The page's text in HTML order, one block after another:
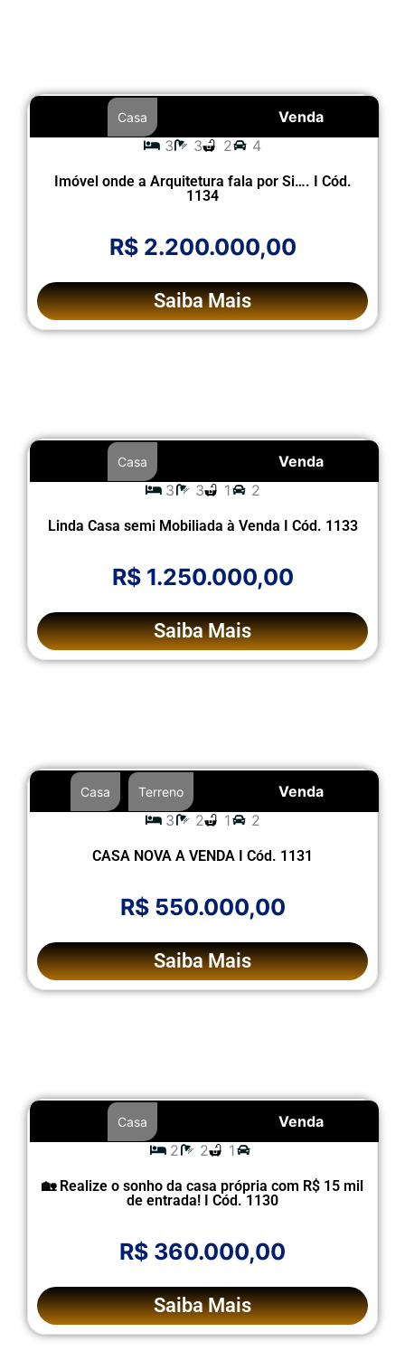
Venda
Casa
3 3 2 4
Imóvel onde a Arquitetura fala por Si…. I Cód.
1134
R$ 2.200.000,00
Saiba Mais
Venda
Casa
3 3 1 2
Linda Casa semi Mobiliada à Venda I Cód. 1133
R$ 1.250.000,00
Saiba Mais
Venda
Casa Terreno
3 2 1 2
CASA NOVA A VENDA I Cód. 1131
R$ 550.000,00
Saiba Mais
Venda
Casa
2 2 1
🏡 Realize o sonho da casa própria com R$ 15 mil
de entrada! I Cód. 1130
R$ 360.000,00
Saiba Mais